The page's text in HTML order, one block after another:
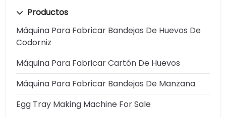
Productos
Máquina Para Fabricar Bandejas De Huevos De
Codorniz
Máquina Para Fabricar Cartón De Huevos
Máquina Para Fabricar Bandejas De Manzana
Egg Tray Making Machine For Sale